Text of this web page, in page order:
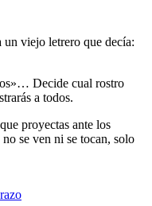
un viejo letrero que decía:
Decide cual rostro
a todos.
proyectas ante los
se ven ni se tocan, solo